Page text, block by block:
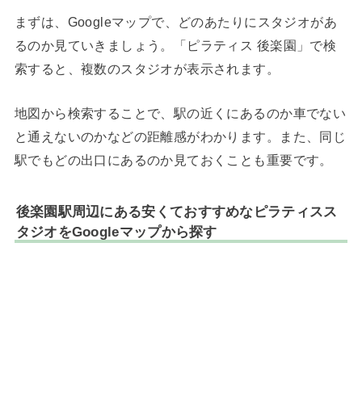
まずは、Googleマップで、どのあたりにスタジオがあ
るのか見ていきましょう。「ピラティス 後楽園」で検
索すると、複数のスタジオが表示されます。
地図から検索することで、駅の近くにあるのか車でない
と通えないのかなどの距離感がわかります。また、同じ
駅でもどの出口にあるのか見ておくことも重要です。
後楽園駅周辺にある安くておすすめなピラティスス
タジオをGoogleマップから探す